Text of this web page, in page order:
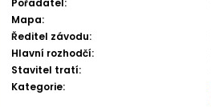
Pořadatel:
Mapa:
Ředitel závodu:
Hlavní rozhodčí:
Stavitel tratí:
Kategorie: